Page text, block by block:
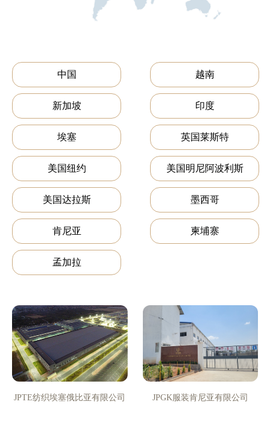
中国 越南
新加坡 印度
埃塞 英国莱斯特
美国纽约 美国明尼阿波利斯
美国达拉斯 墨西哥
肯尼亚 柬埔寨
孟加拉
JPTE纺织埃塞俄比亚有限公司 JPGK服装肯尼亚有限公司